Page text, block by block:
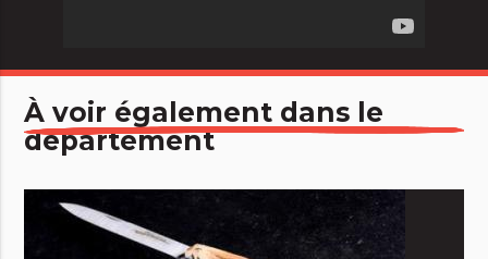
À voir également dans le
département